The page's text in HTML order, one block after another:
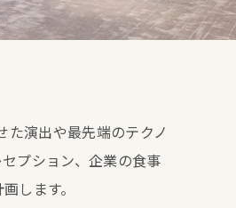
演出や最先端のテクノ
プション、企業の食事
します。